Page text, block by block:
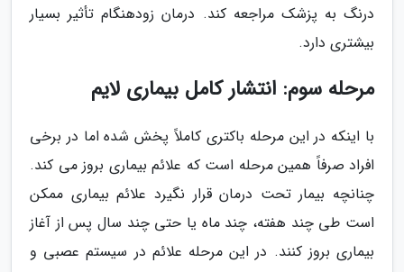
درنگ به پزشک مراجعه کند. درمان زودهنگام تأثیر بسیار
بیشتری دارد.
مرحله سوم: انتشار کامل بیماری لایم
با اینکه در این مرحله باکتری کاملاً پخش شده اما در برخی
افراد صرفاً همین مرحله است که علائم بیماری بروز می کند.
چنانچه بیمار تحت درمان قرار نگیرد علائم بیماری ممکن
است طی چند هفته، چند ماه یا حتی چند سال پس از آغاز
بیماری بروز کنند. در این مرحله علائم در سیستم عصبی و